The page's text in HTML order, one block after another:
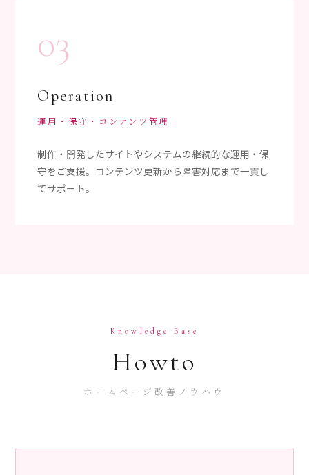
03
Operation
運用・保守・コンテンツ管理
制作・開発したサイトやシステムの継続的な運用・保
守をご支援。コンテンツ更新から障害対応まで一貫し
てサポート。
Knowledge Base
Howto
ホームページ改善ノウハウ